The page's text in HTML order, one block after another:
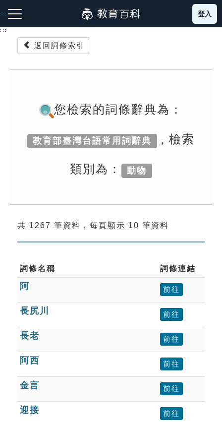
到
主
:::
成語故事
索引選單
單字索引
生命大百科索引
遊戲專區
教學應用
貓頭鷹博士
登入
:::
返回詞條索引
您檢索的詞條辭典為：
教育部臺灣台語常用詞辭典 , 檢索
類別為： 動物
共 1267 筆資料，每頁顯示 10 筆資料
詞條名稱 詞條連結
阿 前往
長尻川 前往
長老 前往
阿西 前往
金言 前往
迎接 前往